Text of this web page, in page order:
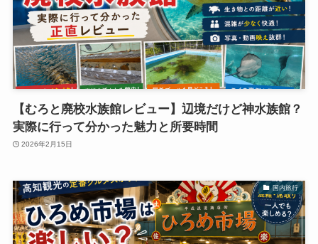
【むろと廃校水族館レビュー】辺境だけど神水族館？
実際に行って分かった魅力と所要時間
2026年2月15日
国内旅行